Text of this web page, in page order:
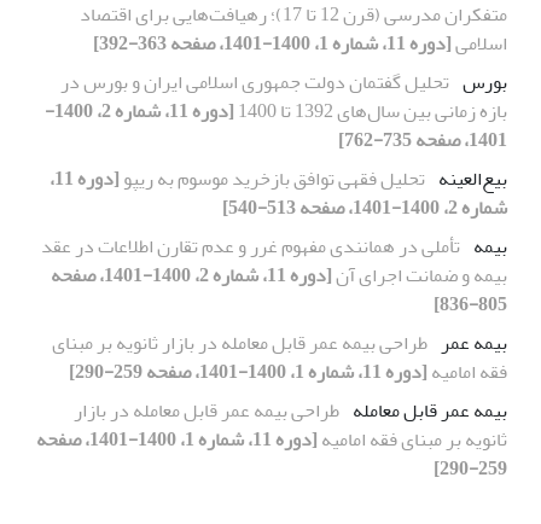
متفکران مدرسی (قرن 12 تا 17)؛ رهیافت‌هایی برای اقتصاد
اسلامی[دوره 11، شماره 1، 1400-1401، صفحه 363-392]
بورس تحلیل گفتمان دولت جمهوری اسلامی ایران و بورس در
بازه زمانی بین سال‌های 1392 تا 1400
[دوره 11، شماره 2، 1400-
1401، صفحه 735-762]
بیع‌العینه تحلیل فقهی توافق بازخرید موسوم به ریپو
[دوره 11،
شماره 2، 1400-1401، صفحه 513-540]
بیمه تأملی در همانندی مفهوم غرر و عدم تقارن اطلاعات در عقد
بیمه و ضمانت اجرای آن
[دوره 11، شماره 2، 1400-1401، صفحه
805-836]
بیمه عمر طراحی بیمه عمر قابل معامله در بازار ثانویه بر مبنای
فقه امامیه[دوره 11، شماره 1، 1400-1401، صفحه 259-290]
بیمه عمر قابل معامله طراحی بیمه عمر قابل معامله در بازار
ثانویه بر مبنای فقه امامیه
[دوره 11، شماره 1، 1400-1401، صفحه
259-290]